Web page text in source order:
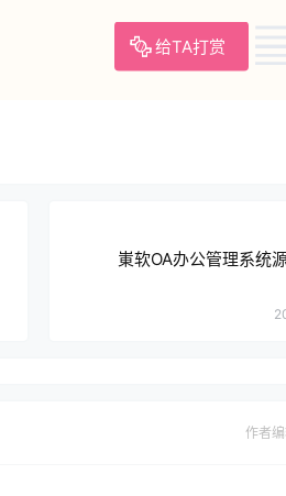
给TA打赏
崬软OA办公管理系统
作者